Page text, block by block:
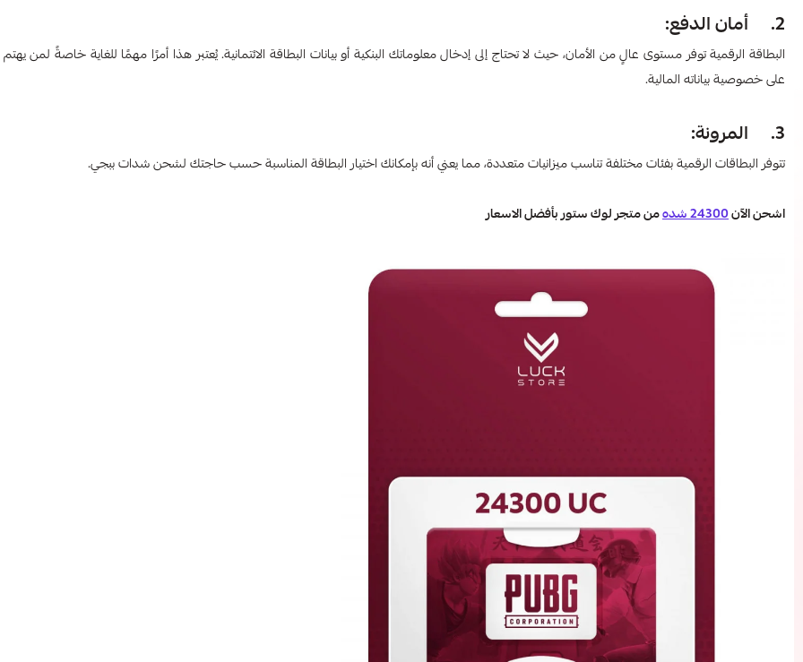
2. أمان الدفع:
البطاقة الرقمية توفر مستوى عالٍ من الأمان، حيث لا تحتاج إلى إدخال معلوماتك البنكية أو بيانات البطاقة الائتمانية. يُعتبر هذا أمرًا مهمًا للغاية خاصةً لمن
على خصوصية بياناته المالية.
3. المرونة:
تتوفر البطاقات الرقمية بفئات مختلفة تناسب ميزانيات متعددة، مما يعني أنه بإمكانك اختيار البطاقة المناسبة حسب حاجتك لشحن شدات ببجي.
اشحن الآن24300 شده من متجر لوك ستور بأفضل الاسعار